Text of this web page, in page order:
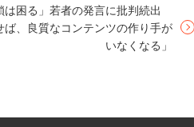
は困る」若者の発言に批判続出
ば、良質なコンテンツの作り手が
いなくなる」